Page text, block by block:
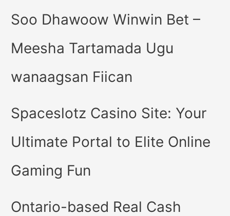
Soo Dhawoow Winwin Bet –
Meesha Tartamada Ugu
wanaagsan Fiican
Spaceslotz Casino Site: Your
Ultimate Portal to Elite Online
Gaming Fun
Ontario-based Real Cash